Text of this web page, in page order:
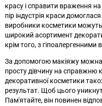
красу і справити враження
пір індустрія краси домоглася
виробники косметики
широкий асортимент
крім того, з гіпоалергенними
За допомогою макіяжу можна
просту дівчину на справжню
декоративної косметики
результат. Щоб цього
Пам'ятайте, він повинен